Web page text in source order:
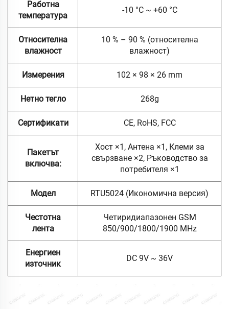
Работна
температура
-10 °C ~ +60 °C
Относителна
влажност
10 % – 90 % (относителна
влажност)
Измерения 102 × 98 × 26 mm
Нетно тегло 268g
Сертификати CE, RoHS, FCC
Пакетът
включва:
Хост ×1, Антена ×1, Клеми за
свързване ×2, Ръководство за
потребителя ×1
Модел RTU5024 (Икономична версия)
Честотна
лента
Четиридиапазонен GSM
850/900/1800/1900 MHz
Енергиен
източник
DC 9V ~ 36V